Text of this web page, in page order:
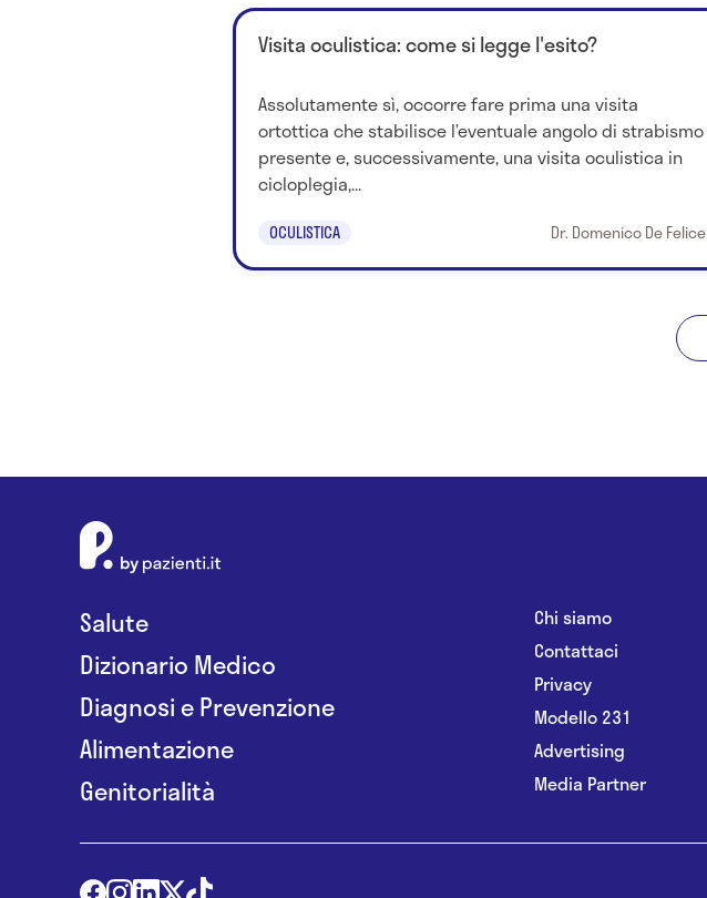
Visita oculistica: come si legge l'esito?
Assolutamente sì, occorre fare prima una visita
ortottica che stabilisce l’eventuale angolo di strabismo
presente e, successivamente, una visita oculistica in
cicloplegia,...
OCULISTICA Dr. Domenico De Felice
Salute
Dizionario Medico
Diagnosi e Prevenzione
Alimentazione
Genitorialità
Chi siamo
Contattaci
Privacy
Modello 231
Advertising
Media Partner